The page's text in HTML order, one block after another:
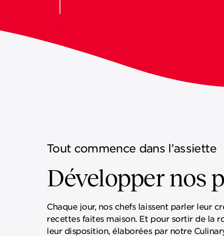
Tout commence dans l’assiette
Développer nos
Chaque jour, nos chefs laissent parler leur
recettes faites maison. Et pour sortir de la
leur disposition, élaborées par notre